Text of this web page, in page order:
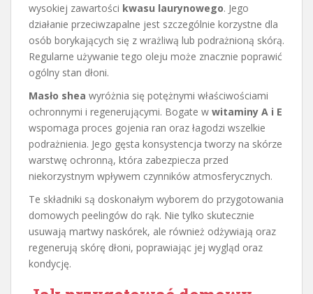
wysokiej zawartości kwasu laurynowego. Jego
działanie przeciwzapalne jest szczególnie korzystne dla
osób borykających się z wrażliwą lub podrażnioną skórą.
Regularne używanie tego oleju może znacznie poprawić
ogólny stan dłoni.
Masło shea wyróżnia się potężnymi właściwościami
ochronnymi i regenerującymi. Bogate w witaminy A i E
wspomaga proces gojenia ran oraz łagodzi wszelkie
podrażnienia. Jego gęsta konsystencja tworzy na skórze
warstwę ochronną, która zabezpiecza przed
niekorzystnym wpływem czynników atmosferycznych.
Te składniki są doskonałym wyborem do przygotowania
domowych peelingów do rąk. Nie tylko skutecznie
usuwają martwy naskórek, ale również odżywiają oraz
regenerują skórę dłoni, poprawiając jej wygląd oraz
kondycję.